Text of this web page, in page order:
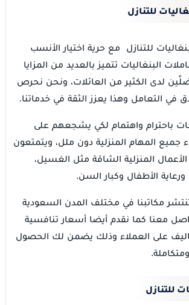
للتنازل
للتنازل مع حرية اختيار الأنسب
البنغاليات تتميز بالعديد من المزايا
لدى الكثير من العائلات، ونحن نحرص
في التعامل وهذا يعزز الثقة في خدماتنا.
باحترام واهتمام لكي يشجعهم على
جميع المهام المنزلية دون ملل، ويتمتعون
المنزلية الشاقة مثل الغسيل،
الأطفال وكبار السن.
مكاتبنا في مختلف المدن السعودية
معنا كما نقدم أيضا أسعار تنافسية
على العملاء وذلك يضمن لك الحصول
للتنازل